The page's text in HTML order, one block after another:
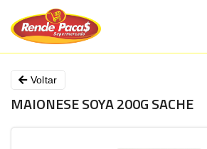
Voltar
MAIONESE SOYA 200G SACHE